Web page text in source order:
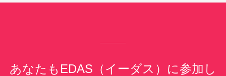
あなたもEDAS（イーダス）に参加し